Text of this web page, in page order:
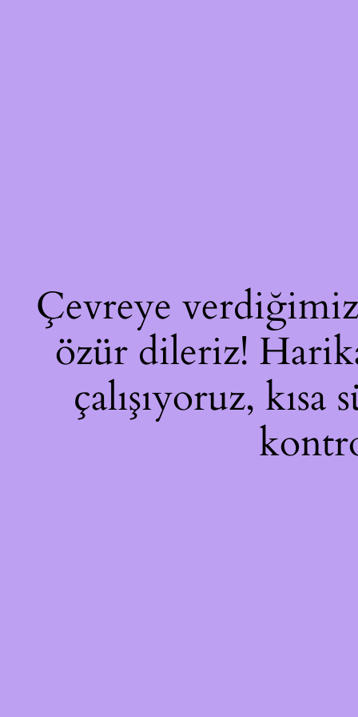
Çevreye verdiğimiz
özür dileriz!
çalışıyoruz,